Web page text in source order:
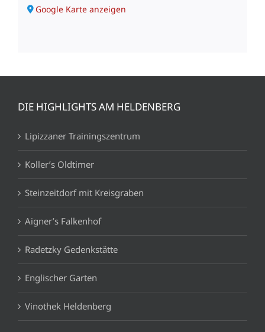
Google Karte anzeigen
DIE HIGHLIGHTS AM HELDENBERG
Lipizzaner Trainingszentrum
Koller’s Oldtimer
Steinzeitdorf mit Kreisgraben
Aigner’s Falkenhof
Radetzky Gedenkstätte
Englischer Garten
Vinothek Heldenberg